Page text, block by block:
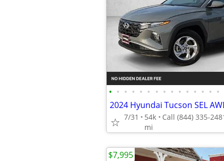
• • • • • • • • • • • • • • •
7/31
54k
mi
$7,995